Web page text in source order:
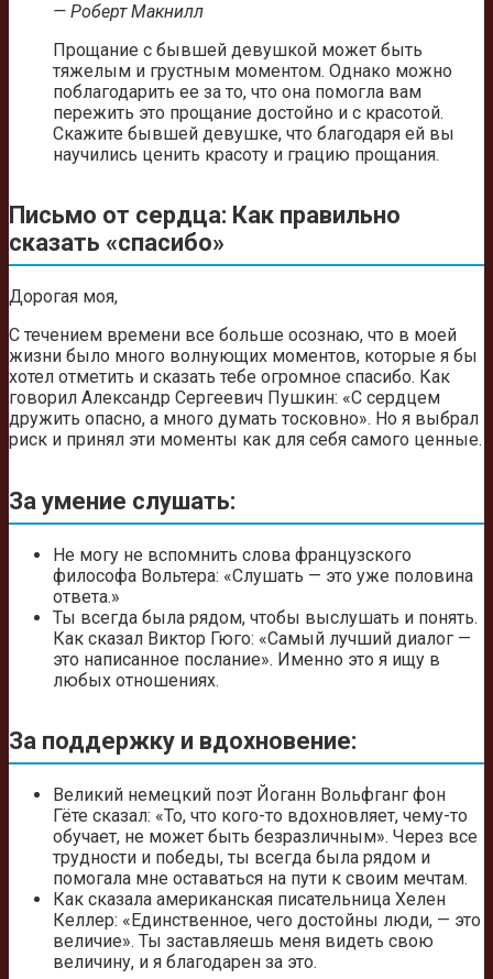
— Роберт Макнилл
Прощание с бывшей девушкой может быть
тяжелым и грустным моментом. Однако можно
поблагодарить ее за то, что она помогла вам
пережить это прощание достойно и с красотой.
Скажите бывшей девушке, что благодаря ей вы
научились ценить красоту и грацию прощания.
Письмо от сердца: Как правильно
сказать «спасибо»
Дорогая моя,
С течением времени все больше осознаю, что в моей
жизни было много волнующих моментов, которые я бы
хотел отметить и сказать тебе огромное спасибо. Как
говорил Александр Сергеевич Пушкин: «С сердцем
дружить опасно, а много думать тосковно». Но я выбрал
риск и принял эти моменты как для себя самого ценные.
За умение слушать:
Не могу не вспомнить слова французского
философа Вольтера: «Слушать — это уже половина
ответа.»
Ты всегда была рядом, чтобы выслушать и понять.
Как сказал Виктор Гюго: «Самый лучший диалог —
это написанное послание». Именно это я ищу в
любых отношениях.
За поддержку и вдохновение:
Великий немецкий поэт Йоганн Вольфганг фон
Гёте сказал: «То, что кого-то вдохновляет, чему-то
обучает, не может быть безразличным». Через все
трудности и победы, ты всегда была рядом и
помогала мне оставаться на пути к своим мечтам.
Как сказала американская писательница Хелен
Келлер: «Единственное, чего достойны люди, — это
величие». Ты заставляешь меня видеть свою
величину, и я благодарен за это.